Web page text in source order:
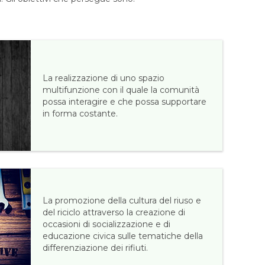
La realizzazione di uno spazio
multifunzione con il quale la comunità
possa interagire e che possa supportare
in forma costante.
La promozione della cultura del riuso e
del riciclo attraverso la creazione di
occasioni di socializzazione e di
educazione civica sulle tematiche della
differenziazione dei rifiuti.